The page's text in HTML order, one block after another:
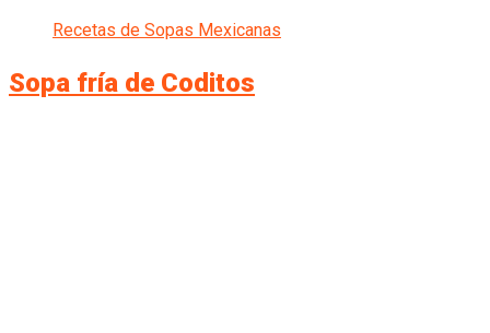
Recetas de Sopas Mexicanas
Sopa fría de Coditos